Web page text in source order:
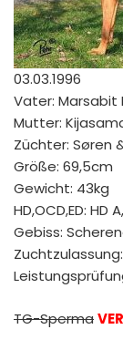
03.03.1996
Vater: Marsabit
Mutter:
Züchter: Søren
Größe: 69,5cm
Gewicht: 43kg
HD,OCD,ED: HD
Gebiss:
Zuchtzulassung:
TG-Sperma